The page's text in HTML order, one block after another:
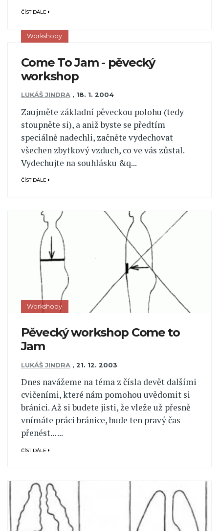
ČÍST DÁLE
Workshopy
Come To Jam - pěvecký
workshop
LUKÁŠ JINDRA , 18. 1. 2004
Zaujměte základní pěveckou polohu (tedy
stoupněte si), a aniž byste se předtím
speciálně nadechli, začněte vydechovat
všechen zbytkový vzduch, co ve vás zůstal.
Vydechujte na souhlásku &q...
ČÍST DÁLE
Workshopy
Pěvecký workshop Come to
Jam
LUKÁŠ JINDRA , 21. 12. 2003
Dnes navážeme na téma z čísla devět dalšími
cvičeními, které nám pomohou uvědomit si
bránici. Až si budete jisti, že vleže už přesně
vnímáte práci bránice, bude ten pravý čas
přenést... ...
ČÍST DÁLE